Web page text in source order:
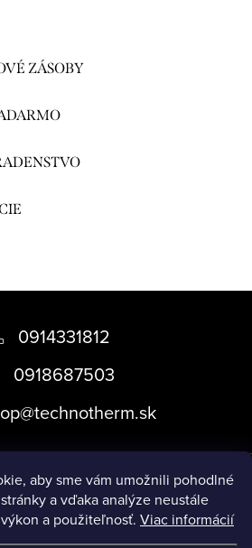
aby sme vám umožnili pohodlné
a vďaka analýze neustále
a použiteľnosť. Viac informácií
ZÁSOBY
0914331812
0918687503
@technotherm.sk